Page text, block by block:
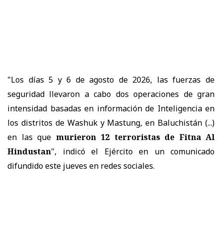
"Los días 5 y 6 de agosto de 2026, las fuerzas de
seguridad llevaron a cabo dos operaciones de gran
intensidad basadas en información de Inteligencia en
los distritos de Washuk y Mastung, en Baluchistán (...)
en las que murieron 12 terroristas de Fitna Al
Hindustan", indicó el Ejército en un comunicado
difundido este jueves en redes sociales.